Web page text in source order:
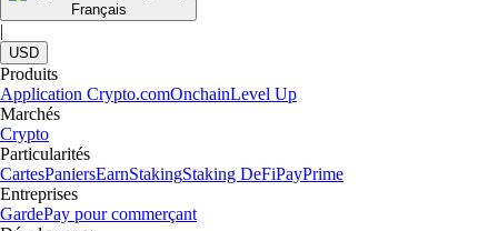
Français
|
USD
Produits
Application Crypto.comOnchainLevel Up
Marchés
Crypto
Particularités
CartesPaniersEarnStakingStaking DeFiPayPrime
Entreprises
GardePay pour commerçant